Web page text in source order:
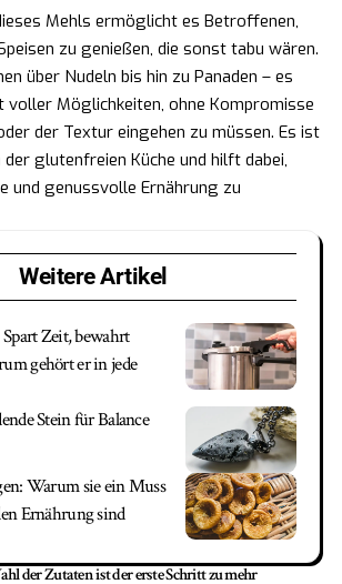
Mehls ermöglicht es Betroffenen,
zu genießen, die sonst tabu wären.
über Nudeln bis hin zu Panaden – es
Möglichkeiten, ohne Kompromisse
der Textur eingehen zu müssen. Es ist
der glutenfreien Küche und hilft dabei,
und genussvolle Ernährung zu
Weitere Artikel
Zeit, bewahrt
gehört er in jede
Stein für Balance
Warum sie ein Muss
Ernährung sind
der Zutaten ist der erste Schritt zu mehr